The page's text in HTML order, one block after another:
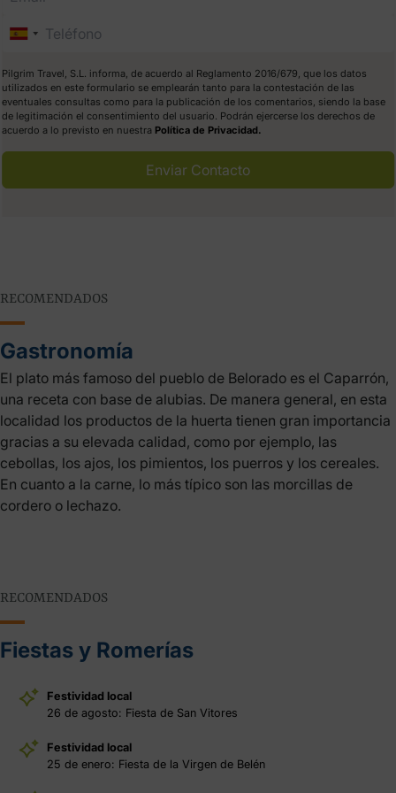
Pilgrim Travel, S.L. informa, de acuerdo al Reglamento 2016/679, que los datos
utilizados en este formulario se emplearán tanto para la contestación de las
eventuales consultas como para la publicación de los comentarios, siendo la base
de legitimación el consentimiento del usuario. Podrán ejercerse los derechos de
acuerdo a lo previsto en nuestra Política de Privacidad.
Enviar Contacto
RECOMENDADOS
Gastronomía
El plato más famoso del pueblo de Belorado es el Caparrón,
una receta con base de alubias. De manera general, en esta
localidad los productos de la huerta tienen gran importancia
gracias a su elevada calidad, como por ejemplo, las
cebollas, los ajos, los pimientos, los puerros y los cereales.
En cuanto a la carne, lo más típico son las morcillas de
cordero o lechazo.
RECOMENDADOS
Fiestas y Romerías
Festividad local
26 de agosto: Fiesta de San Vitores
Festividad local
25 de enero: Fiesta de la Virgen de Belén